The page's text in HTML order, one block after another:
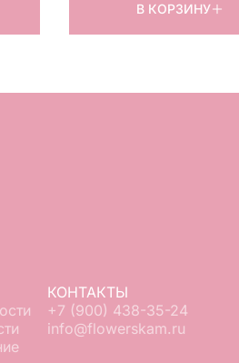
В КОРЗИНУ
КОНТАКТЫ
+7 (900) 438-35-24
info@flowerskam.ru